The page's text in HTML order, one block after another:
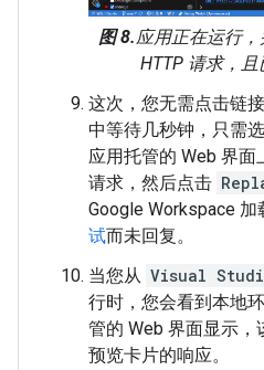
图 8.应用正在运行
HTTP 请求，且
这次，您无需点击链
中等待几秒钟，只需
应用托管的 Web 界面
请求，然后点击
Google Workspace
试而未回复。
当您从 Visual
行时，您会看到本地
管的 Web 界面显示，
预览卡片的响应。